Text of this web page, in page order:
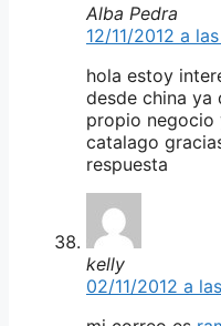
Alba Pedra
12/11/2012 a
hola estoy
desde china ya
propio negocio
catalago
respuesta
kelly
02/11/2012 a